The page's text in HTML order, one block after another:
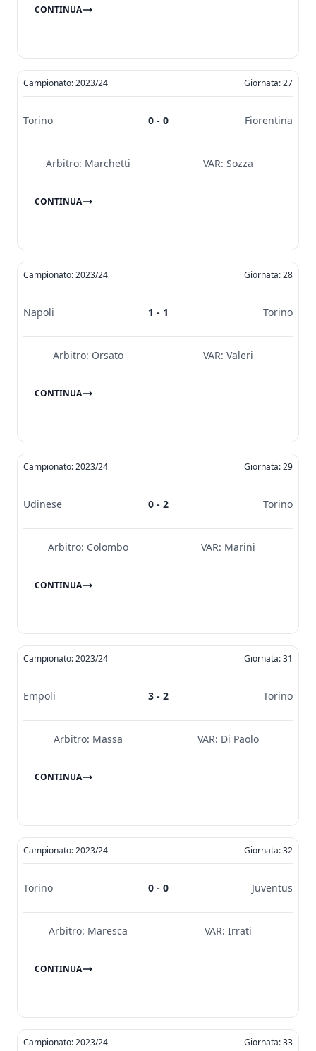
CONTINUA
Campionato: 2023/24 Giornata: 27
Torino 0 - 0 Fiorentina
Arbitro: Marchetti VAR: Sozza
CONTINUA
Campionato: 2023/24 Giornata: 28
Napoli 1 - 1 Torino
Arbitro: Orsato VAR: Valeri
CONTINUA
Campionato: 2023/24 Giornata: 29
Udinese 0 - 2 Torino
Arbitro: Colombo VAR: Marini
CONTINUA
Campionato: 2023/24 Giornata: 31
Empoli 3 - 2 Torino
Arbitro: Massa VAR: Di Paolo
CONTINUA
Campionato: 2023/24 Giornata: 32
Torino 0 - 0 Juventus
Arbitro: Maresca VAR: Irrati
CONTINUA
Campionato: 2023/24 Giornata: 33